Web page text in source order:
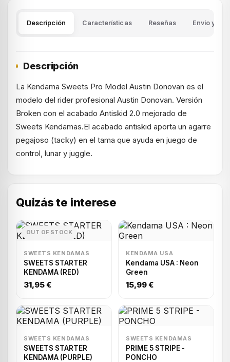
Descripción Características Reseñas Envío y
Descripción
La Kendama Sweets Pro Model Austin Donovan es el
modelo del rider profesional Austin Donovan. Versión
Broken con el acabado Antiskid 2.0 mejorado de
Sweets Kendamas.El acabado antiskid aporta un agarre
pegajoso (tacky) en el tama que ayuda en juego de
control, lunar y juggle.
Quizás te interese
OUT OF STOCK
SWEETS KENDAMAS
SWEETS STARTER
KENDAMA (RED)
31,95 €
KENDAMA USA
Kendama USA : Neon
Green
15,99 €
SWEETS KENDAMAS
SWEETS STARTER
KENDAMA (PURPLE)
SWEETS KENDAMAS
PRIME 5 STRIPE -
PONCHO